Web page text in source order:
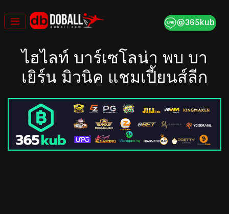
to
content
ไฮไลท์ บาร์เซโลน่า พบ บา
เยิร์น มิวนิค แชมเปี้ยนส์ลีก